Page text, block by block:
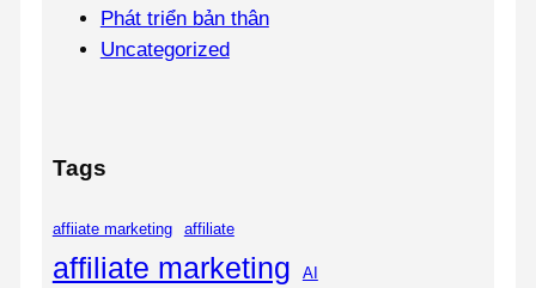
Phát triển bản thân
Uncategorized
Tags
affiiate marketing affiliate
affiliate marketing AI